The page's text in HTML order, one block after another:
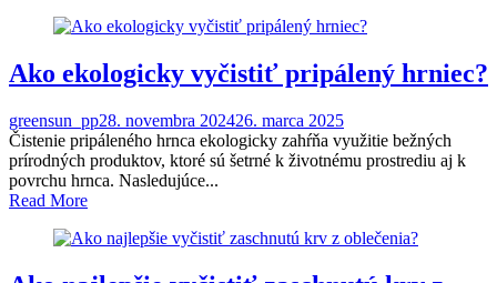
Ako ekologicky vyčistiť pripálený hrniec?
greensun_pp28. novembra 202426. marca 2025
Čistenie pripáleného hrnca ekologicky zahŕňa využitie bežných
prírodných produktov, ktoré sú šetrné k životnému prostrediu aj k
povrchu hrnca. Nasledujúce...
Read More